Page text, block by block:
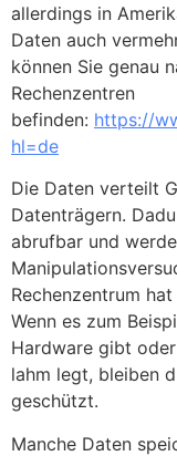
allerdings in
Daten auch
können Sie genau
Rechenzentren
befinden: https://
hl=de
Die Daten verteilt
Datenträgern.
abrufbar und
Rechenzentrum
Wenn es zum
Hardware gibt
lahm legt, bleiben
geschützt.
Manche Daten